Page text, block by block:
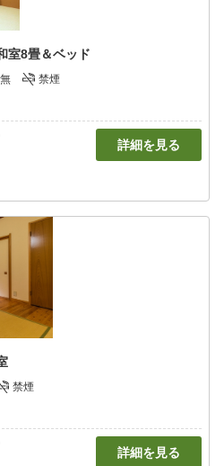
室8畳＆ベッド
禁煙
詳細を見る
禁煙
詳細を見る